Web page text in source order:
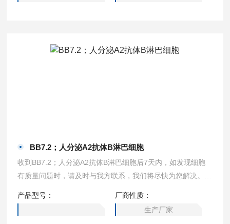
BB7.2；人分泌A2抗体B淋巴细胞
收到BB7.2；人分泌A2抗体B淋巴细胞后7天内，如发现细胞
有质量问题时，请及时与我方联系，我们将尽快为您解决。
6/mL 4） 污染：经检测支原体、细菌、酵母和真菌为阴性
5） 规格：T25瓶或者1mL冻存管包装 价格：195
产品型号：
厂商性质：
生产厂家